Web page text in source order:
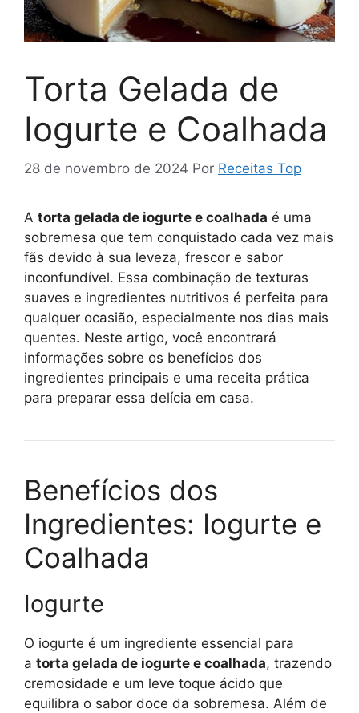
Torta Gelada de
Iogurte e Coalhada
28 de novembro de 2024 Por Receitas Top
A torta gelada de iogurte e coalhada é uma
sobremesa que tem conquistado cada vez mais
fãs devido à sua leveza, frescor e sabor
inconfundível. Essa combinação de texturas
suaves e ingredientes nutritivos é perfeita para
qualquer ocasião, especialmente nos dias mais
quentes. Neste artigo, você encontrará
informações sobre os benefícios dos
ingredientes principais e uma receita prática
para preparar essa delícia em casa.
Benefícios dos
Ingredientes: Iogurte e
Coalhada
Iogurte
O iogurte é um ingrediente essencial para
a torta gelada de iogurte e coalhada, trazendo
cremosidade e um leve toque ácido que
equilibra o sabor doce da sobremesa. Além de